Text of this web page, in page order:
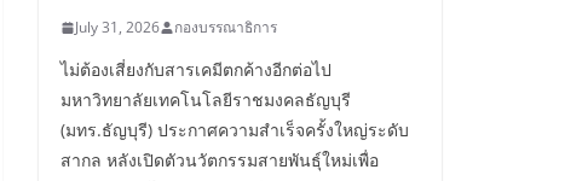
July 31, 2026 กองบรรณาธิการ
ไม่ต้องเสี่ยงกับสารเคมีตกค้างอีกต่อไป
มหาวิทยาลัยเทคโนโลยีราชมงคลธัญบุรี
(มทร.ธัญบุรี) ประกาศความสำเร็จครั้งใหญ่ระดับ
สากล หลังเปิดตัวนวัตกรรมสายพันธุ์ใหม่เพื่อ